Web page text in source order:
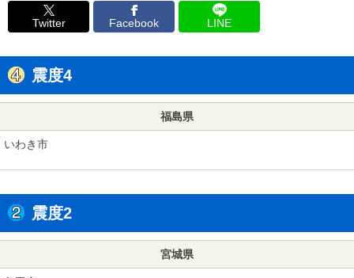
Twitter Facebook LINE
震度4
福島県
いわき市
震度2
宮城県